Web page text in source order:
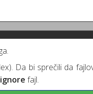
Da bi sprečili da
fajl.